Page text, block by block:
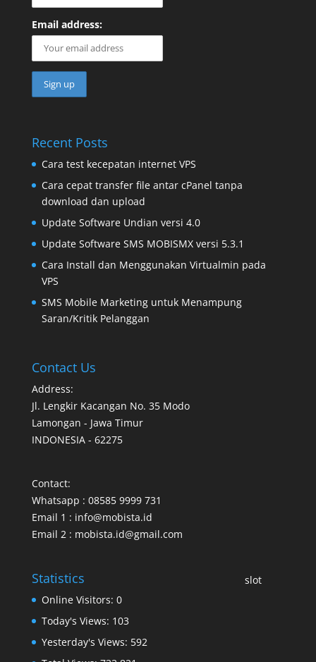
Email address:
Recent Posts
Cara test kecepatan internet VPS
Cara cepat transfer file antar cPanel tanpa
download dan upload
Update Software Undian versi 4.0
Update Software SMS MOBISMX versi 5.3.1
Cara Install dan Menggunakan Virtualmin pada
VPS
SMS Mobile Marketing untuk Menampung
Saran/Kritik Pelanggan
Contact Us
Address:
Jl. Lengkir Kacangan No. 35 Modo
Lamongan - Jawa Timur
INDONESIA - 62275
Contact:
Whatsapp : 08585 9999 731
Email 1 : info@mobista.id
Email 2 : mobista.id@gmail.com
Statistics
Online Visitors: 0
Today's Views: 103
Yesterday's Views: 592
slot